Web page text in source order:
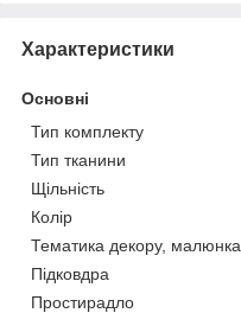
Характеристики
Основні
Тип комплекту
Тип тканини
Щільність
Колір
Тематика декору, малюнка
Підковдра
Простирадло